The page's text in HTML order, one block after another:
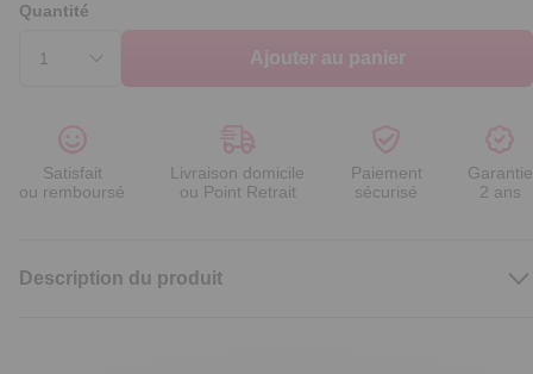
Quantité
Ajouter au panier
Satisfait
ou remboursé
Livraison domicile
ou Point Retrait
Paiement
sécurisé
Garantie
2 ans
Description du produit